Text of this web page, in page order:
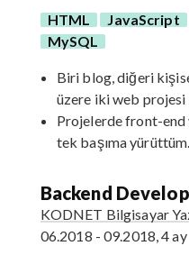
HTML JavaScript
MySQL
Biri blog, diğeri
üzere iki web
Projelerde front-
tek başıma yürüttüm.
Backend
KODNET Bilgisayar
06.2018 - 09.2018, 4 ay